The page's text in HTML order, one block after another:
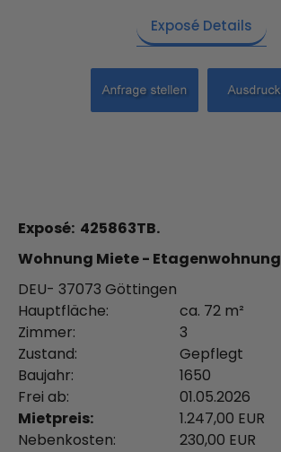
Exposé Details
Exposé: 425863TB.
Wohnung Miete - Etagenwohnung
DEU- 37073 Göttingen
Hauptfläche:
ca. 72 m²
Zimmer:
3
Zustand:
Gepflegt
Baujahr:
1650
Frei ab:
01.05.2026
Mietpreis:
1.247,00 EUR
Nebenkosten:
230,00 EUR